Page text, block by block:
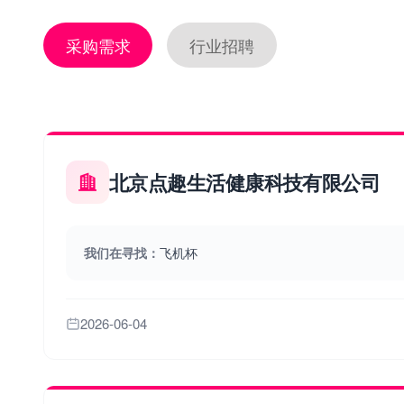
采购需求 行业招聘
北京点趣生活健康科技有限公司
我们在寻找： 飞机杯
2026-06-04